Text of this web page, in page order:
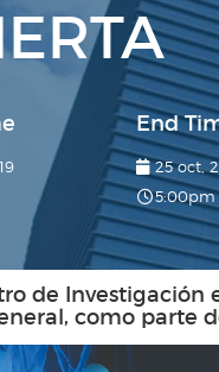
End
25 oct,
5:00pm
de Investigación
como parte